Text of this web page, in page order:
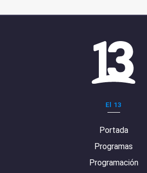
El 13
Portada
Programas
Programación